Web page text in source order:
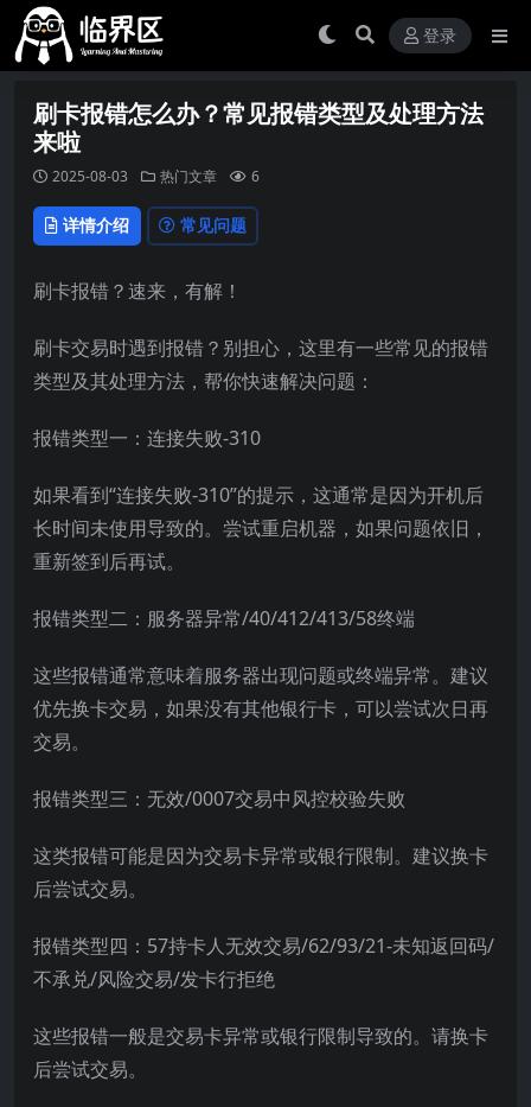
登录
刷卡报错怎么办？常见报错类型及处理方法
来啦
2025-08-03 热门文章 6
详情介绍 常见问题
刷卡报错？速来，有解！
刷卡交易时遇到报错？别担心，这里有一些常见的报错
类型及其处理方法，帮你快速解决问题：
报错类型一：连接失败-310
如果看到“连接失败-310”的提示，这通常是因为开机后
长时间未使用导致的。尝试重启机器，如果问题依旧，
重新签到后再试。
报错类型二：服务器异常/40/412/413/58终端
这些报错通常意味着服务器出现问题或终端异常。建议
优先换卡交易，如果没有其他银行卡，可以尝试次日再
交易。
报错类型三：无效/0007交易中风控校验失败
这类报错可能是因为交易卡异常或银行限制。建议换卡
后尝试交易。
报错类型四：57持卡人无效交易/62/93/21-未知返回码/
不承兑/风险交易/发卡行拒绝
这些报错一般是交易卡异常或银行限制导致的。请换卡
后尝试交易。